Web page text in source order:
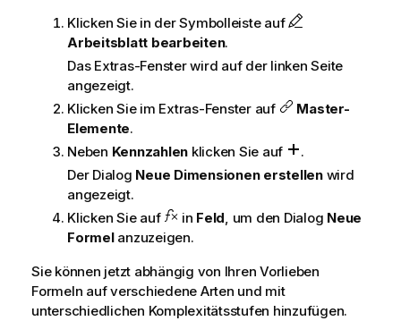
Klicken Sie in der Symbolleiste auf
Arbeitsblatt bearbeiten.
Das Extras-Fenster wird auf der linken Seite
angezeigt.
Klicken Sie im Extras-Fenster auf
Master-
Elemente.
Neben Kennzahlen klicken Sie auf
.
Der Dialog Neue Dimensionen erstellenwird
angezeigt.
Klicken Sie auf
in Feld, um den Dialog Neue
Formelanzuzeigen.
Sie können jetzt abhängig von Ihren Vorlieben
Formeln auf verschiedene Arten und mit
unterschiedlichen Komplexitätsstufen hinzufügen.